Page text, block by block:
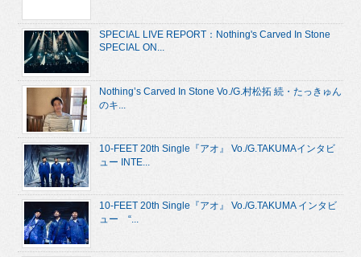
SPECIAL LIVE REPORT：Nothing's Carved In Stone
SPECIAL ON...
Nothing’s Carved In Stone Vo./G.村松拓 続・たっきゅん
のキ...
10-FEET 20th Single『アオ』 Vo./G.TAKUMAインタビ
ュー INTE...
10-FEET 20th Single『アオ』 Vo./G.TAKUMA インタビ
ュー “...